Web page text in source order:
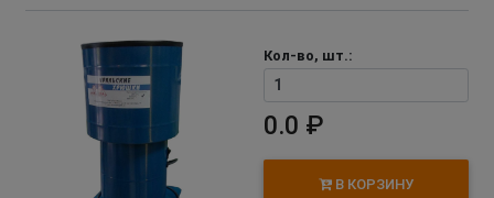
Кол-во, шт.:
0.0 ₽
В КОРЗИНУ